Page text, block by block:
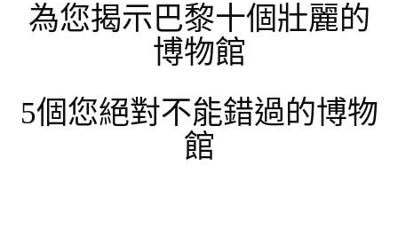
為您揭示巴黎十個壯麗的
博物館
5個您絕對不能錯過的博物
館